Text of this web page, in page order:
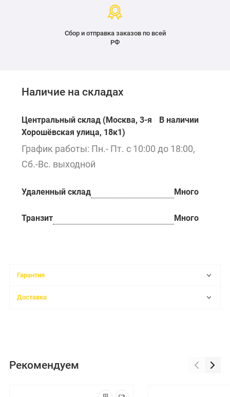
Сбор и отправка заказов по всей
РФ
Наличие на складах
Центральный склад (Москва, 3-я
Хорошёвская улица, 18к1)
В наличии
График работы: Пн.- Пт. с 10:00 до 18:00,
Сб.-Вс. выходной
Удаленный склад Много
Транзит Много
Гарантия
Доставка
Рекомендуем